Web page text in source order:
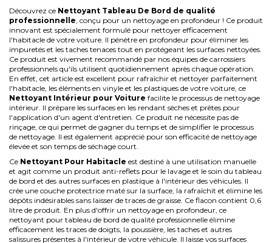
Découvrez ce Nettoyant Tableau De Bord de qualité
professionnelle , conçu pour un nettoyage en profondeur ! Ce produit
innovant est spécialement formulé pour nettoyer efficacement
l'habitacle de votre voiture. Il pénètre en profondeur pour éliminer les
impuretés et les taches tenaces tout en protégeant les surfaces nettoyées.
Ce produit est vivement recommandé par nos équipes de carrossiers
professionnels qu'ils utilisent quotidiennement après chaque opération.
En effet, cet article est excellent pour rafraîchir et nettoyer parfaitement
l'habitacle, les éléments en vinyle et les plastiques de votre voiture, ce
Nettoyant Intérieur pour Voiture facilite le processus de nettoyage
intérieur. Il prépare les surfaces en les rendant sèches et prêtes pour
l'application d'un agent d'entretien. Ce produit ne nécessite pas de
rinçage, ce qui permet de gagner du temps et de simplifier le processus
de nettoyage. Il est également apprécié pour son efficacité de nettoyage
élevée et son temps de séchage court.
Ce Nettoyant Pour Habitacle est destiné à une utilisation manuelle
et agit comme un produit anti-reflets pour le lavage et le soin du tableau
de bord et des autres surfaces en plastique à l'intérieur des véhicules. Il
crée une couche protectrice maté sur la surface, la rafraîchit et élimine les
dépôts indésirables sans laisser de traces de graisse. Ce flacon contient 0,6
litre de produit. En plus d'offrir un nettoyage en profondeur, ce
nettoyant pour tableau de bord de qualité professionnelle élimine
efficacement les traces de doigts, la poussière, les taches et autres
salissures présentes à l'intérieur de votre véhicule. Il laisse vos surfaces